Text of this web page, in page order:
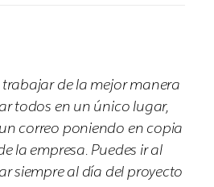
de la mejor manera
todos en un único lugar,
correo poniendo en copia
la empresa. Puedes ir al
siempre al día del proyecto